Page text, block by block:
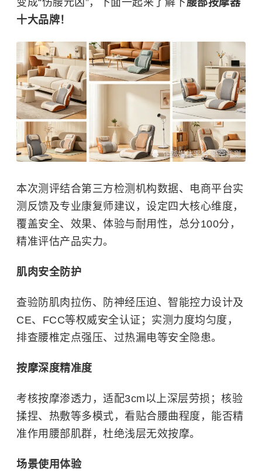
变成“伤腰元凶”，下面一起来了解下腰部按摩器
十大品牌！
本次测评结合第三方检测机构数据、电商平台实
测反馈及专业康复师建议，设定四大核心维度，
覆盖安全、效果、体验与耐用性，总分100分，
精准评估产品实力。
肌肉安全防护
查验防肌肉拉伤、防神经压迫、智能控力设计及
CE、FCC等权威安全认证；实测力度均匀度，
排查腰椎定点强压、过热漏电等安全隐患。
按摩深度精准度
考核按摩渗透力，适配3cm以上深层劳损；核验
揉捏、热敷等多模式，看贴合腰曲程度，能否精
准作用腰部肌群，杜绝浅层无效按摩。
场景使用体验